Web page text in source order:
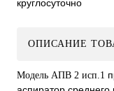
круглосуточно
ОПИСАНИЕ
Модель АПВ 2 исп.1